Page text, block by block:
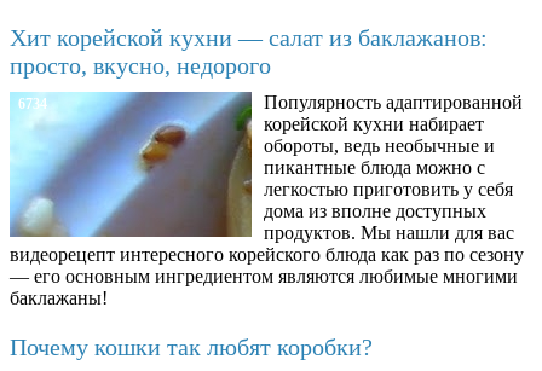
Хит корейской кухни — салат из баклажанов:
просто, вкусно, недорого
6734
Популярность адаптированной
корейской кухни набирает
обороты, ведь необычные и
пикантные блюда можно с
легкостью приготовить у себя
дома из вполне доступных
продуктов. Мы нашли для вас
видеорецепт интересного корейского блюда как раз по сезону
— его основным ингредиентом являются любимые многими
баклажаны!
Почему кошки так любят коробки?